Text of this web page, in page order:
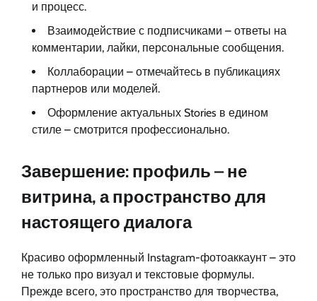
и процесс.
Взаимодействие с подписчиками – ответы на
комментарии, лайки, персональные сообщения.
Коллаборации – отмечайтесь в публикациях
партнеров или моделей.
Оформление актуальных Stories в едином
стиле – смотрится профессионально.
Завершение: профиль – не
витрина, а пространство для
настоящего диалога
Красиво оформленный Instagram-фотоаккаунт – это
не только про визуал и текстовые формулы.
Прежде всего, это пространство для творчества,